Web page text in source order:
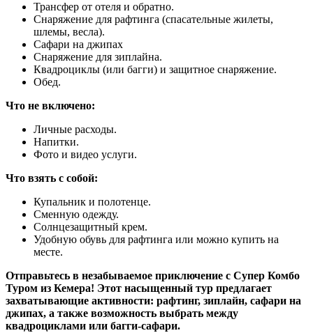
Трансфер от отеля и обратно.
Снаряжение для рафтинга (спасательные жилеты,
шлемы, весла).
Сафари на джипах
Снаряжение для зиплайна.
Квадроциклы (или багги) и защитное снаряжение.
Обед.
Что не включено:
Личные расходы.
Напитки.
Фото и видео услуги.
Что взять с собой:
Купальник и полотенце.
Сменную одежду.
Солнцезащитный крем.
Удобную обувь для рафтинга или можно купить на
месте.
Отправьтесь в незабываемое приключение с Супер Комбо
Туром из Кемера! Этот насыщенный тур предлагает
захватывающие активности: рафтинг, зиплайн, сафари на
джипах, а также возможность выбрать между
квадроциклами или багги-сафари.